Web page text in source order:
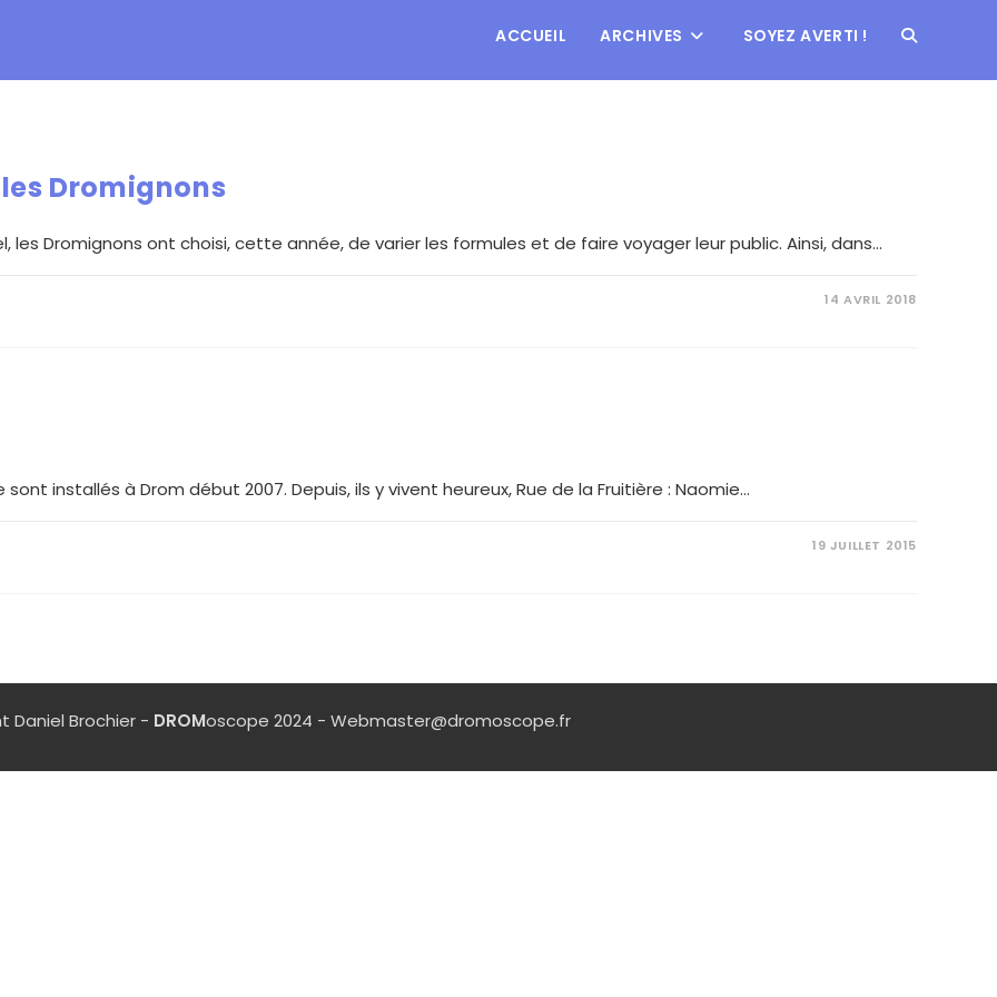
ACCUEIL ARCHIVES SOYEZ AVERTI !
Dromignons
Dromignons ont choisi, cette année, de varier les formules et de faire voyager leur public. Ainsi, dans…
14 AVRIL 2018
installés à Drom début 2007. Depuis, ils y vivent heureux, Rue de la Fruitière : Naomie…
19 JUILLET 2015
Daniel Brochier - DROMoscope 2024 - Webmaster@dromoscope.fr